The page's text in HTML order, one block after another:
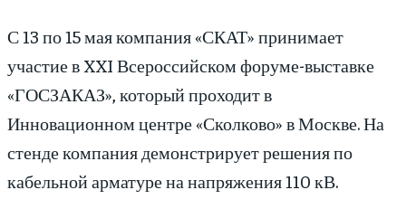
С 13 по 15 мая компания «СКАТ» принимает
участие в XXI Всероссийском форуме-выставке
«ГОСЗАКАЗ», который проходит в
Инновационном центре «Сколково» в Москве. На
стенде компания демонстрирует решения по
кабельной арматуре на напряжения 110 кВ.